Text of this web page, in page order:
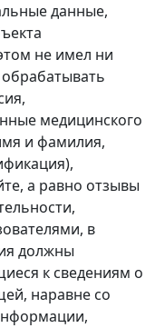
данные,
не имел ни
медицинского
и фамилия,
а равно отзывы
в
должны
к сведениям о
наравне со